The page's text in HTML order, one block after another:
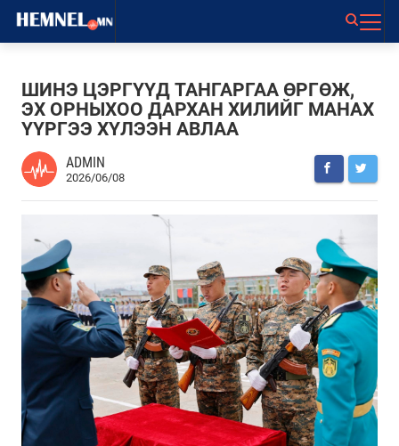
ШИНЭ ЦЭРГҮҮД ТАНГАРГАА ӨРГӨЖ,
ЭХ ОРНЫХОО ДАРХАН ХИЛИЙГ МАНАХ
ҮҮРГЭЭ ХҮЛЭЭН АВЛАА
ADMIN
2026/06/08